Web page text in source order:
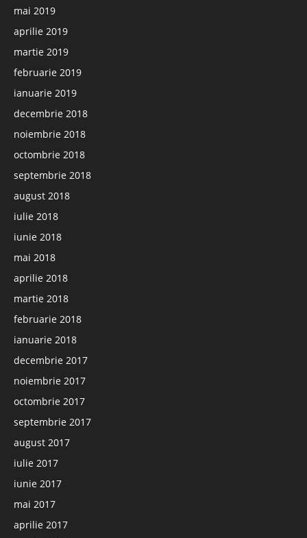
mai 2019
aprilie 2019
martie 2019
februarie 2019
ianuarie 2019
decembrie 2018
noiembrie 2018
octombrie 2018
septembrie 2018
august 2018
iulie 2018
iunie 2018
mai 2018
aprilie 2018
martie 2018
februarie 2018
ianuarie 2018
decembrie 2017
noiembrie 2017
octombrie 2017
septembrie 2017
august 2017
iulie 2017
iunie 2017
mai 2017
aprilie 2017